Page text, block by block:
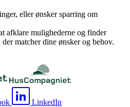
eller ønsker sparring om
afklare mulighederne og finder
matcher dine ønsker og behov.
LinkedIn